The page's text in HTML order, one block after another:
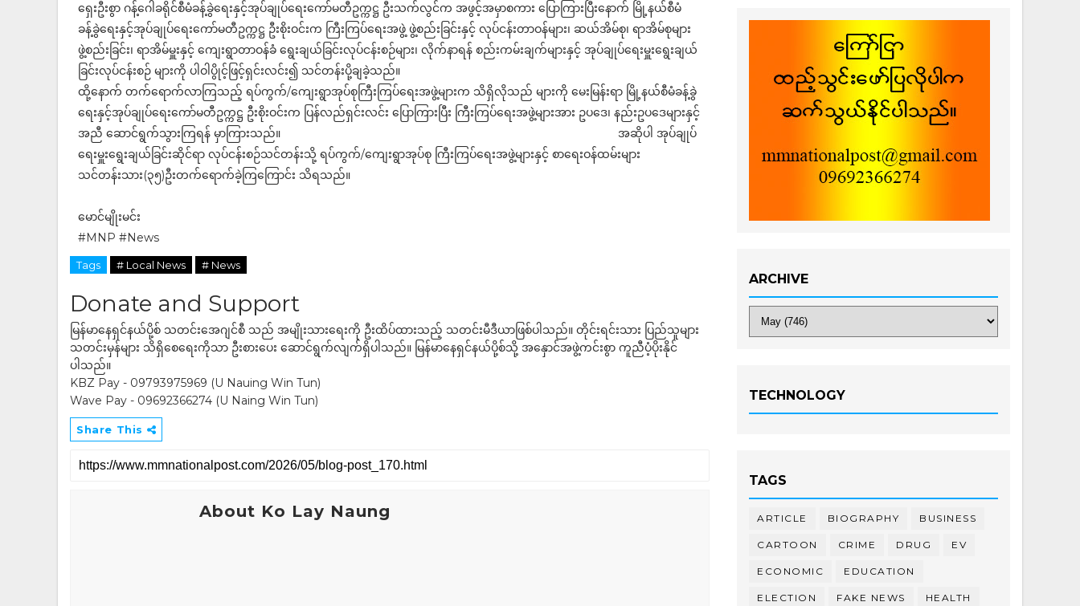
ရှေးဦးစွာ ဂန့်ဂေါခရိုင်စီမံခန့်ခွဲရေးနှင့်အုပ်ချုပ်ရေးကော်မတီဥက္ကဋ္ဌ ဦးသက်လွင်က အဖွင့်အမှာစကား ပြောကြားပြီးနောက် မြို့နယ်စီမံ
ခန့်ခွဲရေးနှင့်အုပ်ချုပ်ရေးကော်မတီဥက္ကဋ္ဌ ဦးစိုးဝင်းက ကြီးကြပ်ရေးအဖွဲ့ ဖွဲ့စည်းခြင်းနှင့် လုပ်ငန်းတာဝန်များ၊ ဆယ်အိမ်စု၊ ရာအိမ်စုများ
ဖွဲ့စည်းခြင်း၊ ရာအိမ်မှူးနှင့် ကျေးရွာတာဝန်ခံ ရွေးချယ်ခြင်းလုပ်ငန်းစဉ်များ၊ လိုက်နာရန် စည်းကမ်းချက်များနှင့် အုပ်ချုပ်ရေးမှူးရွေးချယ်
ခြင်းလုပ်ငန်းစဉ် များကို ပါဝါပွိုင့်ဖြင့်ရှင်းလင်း၍ သင်တန်းပို့ချခဲ့သည်။
ထို့နောက် တက်ရောက်လာကြသည့် ရပ်ကွက်/ကျေးရွာအုပ်စုကြီးကြပ်ရေးအဖွဲ့များက သိရှိလိုသည် များကို မေးမြန်းရာ မြို့နယ်စီမံခန့်ခွဲ
ရေးနှင့်အုပ်ချုပ်ရေးကော်မတီဥက္ကဋ္ဌ ဦးစိုးဝင်းက ပြန်လည်ရှင်းလင်း ပြောကြားပြီး ကြီးကြပ်ရေးအဖွဲ့များအား ဥပဒေ၊ နည်းဥပဒေများနှင့်
အညီ ဆောင်ရွက်သွားကြရန် မှာကြားသည်။
အဆိုပါ အုပ်ချုပ်
ရေးမှူးရွေးချယ်ခြင်းဆိုင်ရာ လုပ်ငန်းစဉ်သင်တန်းသို့ ရပ်ကွက်/ကျေးရွာအုပ်စု ကြီးကြပ်ရေးအဖွဲ့များနှင့် စာရေးဝန်ထမ်းများ
သင်တန်းသား(၃၅)ဦးတက်ရောက်ခဲ့ကြကြောင်း သိရသည်။
မောင်မျိုးမင်း
#MNP #News
Tags # Local News # News
Donate and Support
မြန်မာနေရှင်နယ်ပို့စ် သတင်းအေဂျင်စီ သည် အမျိုးသားရေးကို ဦးထိပ်ထားသည့် သတင်းမီဒီယာဖြစ်ပါသည်။ တိုင်းရင်းသား ပြည်သူများ
သတင်းမှန်များ သိရှိစေရေးကိုသာ ဦးစားပေး ဆောင်ရွက်လျက်ရှိပါသည်။ မြန်မာနေရှင်နယ်ပို့စ်သို့ အနှောင်အဖွဲ့ကင်းစွာ ကူညီပံ့ပိုးနိုင်
ပါသည်။
KBZ Pay - 09793975969 (U Nauing Win Tun)
Wave Pay - 09692366274 (U Naing Win Tun)
Share This
About Ko Lay Naung
ARCHIVE
TECHNOLOGY
TAGS
ARTICLE BIOGRAPHY BUSINESS
CARTOON CRIME DRUG EV
ECONOMIC EDUCATION
ELECTION FAKE NEWS HEALTH